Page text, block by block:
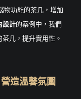
物功能的茶几，增加
設計的案例中，我們
几，提升實用性。
造溫馨氛圍